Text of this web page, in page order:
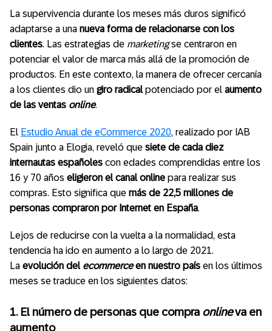
La supervivencia durante los meses más duros significó
adaptarse a una nueva forma de relacionarse con los
clientes. Las estrategias de marketingse centraron en
potenciar el valor de marca más allá de la promoción de
productos. En este contexto, la manera de ofrecer cercanía
a los clientes dio un giro radical potenciado por el aumento
de las ventas online.
El Estudio Anual de eCommerce 2020, realizado por IAB
Spain junto a Elogia, reveló que siete de cada diez
internautas españoles con edades comprendidas entre los
16 y 70 años eligieron el canal online para realizar sus
compras. Esto significa que más de 22,5 millones de
personas compraron por Internet en España.
Lejos de reducirse con la vuelta a la normalidad, esta
tendencia ha ido en aumento a lo largo de 2021.
La evolución del ecommerceen nuestro país en los últimos
meses se traduce en los siguientes datos:
1. El número de personas que compra onlineva en
aumento